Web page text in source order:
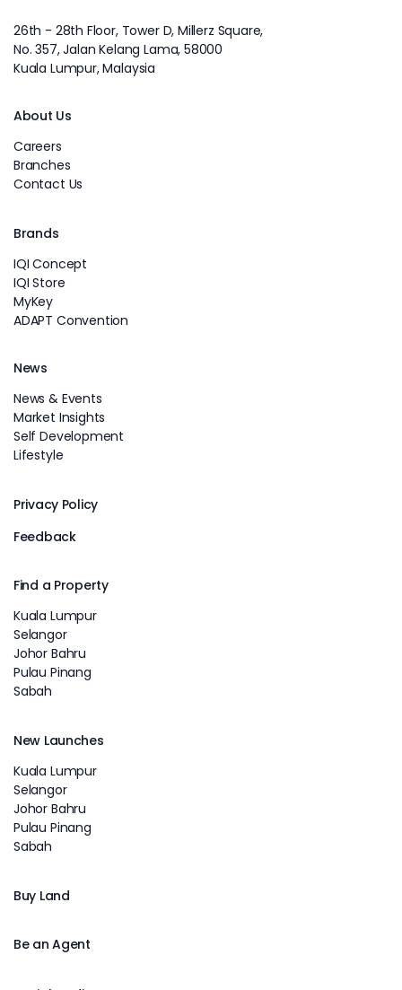
26th - 28th Floor, Tower D, Millerz Square,
No. 357, Jalan Kelang Lama, 58000
Kuala Lumpur, Malaysia
About Us
Careers
Branches
Contact Us
Brands
IQI Concept
IQI Store
MyKey
ADAPT Convention
News
News & Events
Market Insights
Self Development
Lifestyle
Privacy Policy
Feedback
Find a Property
Kuala Lumpur
Selangor
Johor Bahru
Pulau Pinang
Sabah
New Launches
Kuala Lumpur
Selangor
Johor Bahru
Pulau Pinang
Sabah
Buy Land
Be an Agent